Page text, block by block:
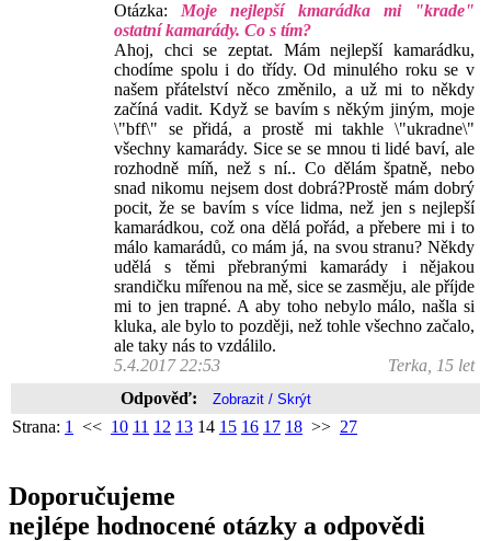
Otázka: Moje nejlepší kmarádka mi "krade"
ostatní kamarády. Co s tím?
Ahoj, chci se zeptat. Mám nejlepší kamarádku,
chodíme spolu i do třídy. Od minulého roku se v
našem přátelství něco změnilo, a už mi to někdy
začíná vadit. Když se bavím s někým jiným, moje
\"bff\" se přidá, a prostě mi takhle \"ukradne\"
všechny kamarády. Sice se se mnou ti lidé baví, ale
rozhodně míň, než s ní.. Co dělám špatně, nebo
snad nikomu nejsem dost dobrá?Prostě mám dobrý
pocit, že se bavím s více lidma, než jen s nejlepší
kamarádkou, což ona dělá pořád, a přebere mi i to
málo kamarádů, co mám já, na svou stranu? Někdy
udělá s těmi přebranými kamarády i nějakou
srandičku mířenou na mě, sice se zasměju, ale příjde
mi to jen trapné. A aby toho nebylo málo, našla si
kluka, ale bylo to později, než tohle všechno začalo,
ale taky nás to vzdálilo.
5.4.2017 22:53
Terka, 15 let
Odpověď:
Strana: 1 << 10 11 12 13 14 15 16 17 18 >> 27
Doporučujeme
nejlépe hodnocené otázky a odpovědi